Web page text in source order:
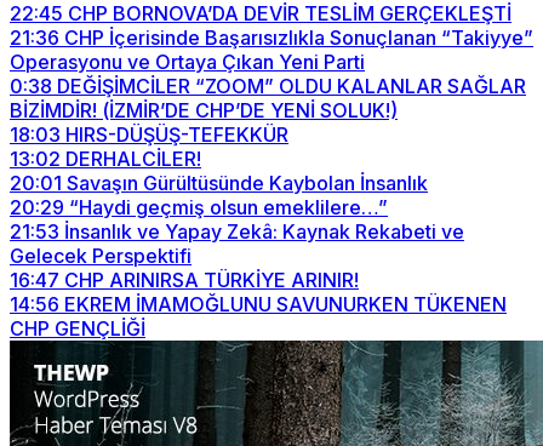
22:45 CHP BORNOVA’DA DEVİR TESLİM GERÇEKLEŞTİ
21:36 CHP İçerisinde Başarısızlıkla Sonuçlanan “Takiyye”
Operasyonu ve Ortaya Çıkan Yeni Parti
0:38 DEĞİŞİMCİLER “ZOOM” OLDU KALANLAR SAĞLAR
BİZİMDİR! (İZMİR’DE CHP’DE YENİ SOLUK!)
18:03 HIRS-DÜŞÜŞ-TEFEKKÜR
13:02 DERHALCİLER!
20:01 Savaşın Gürültüsünde Kaybolan İnsanlık
20:29 “Haydi geçmiş olsun emeklilere…”
21:53 İnsanlık ve Yapay Zekâ: Kaynak Rekabeti ve
Gelecek Perspektifi
16:47 CHP ARINIRSA TÜRKİYE ARINIR!
14:56 EKREM İMAMOĞLUNU SAVUNURKEN TÜKENEN
CHP GENÇLİĞİ